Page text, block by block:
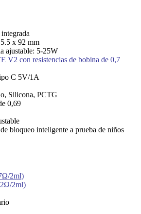
x 92 mm
ajustable: 5-25W
V2 con resistencias de bobina de 0,7
C 5V/1A
Silicona, PCTG
0,69
bloqueo inteligente a prueba de niños
2ml)
2ml)